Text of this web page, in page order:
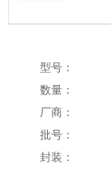
型号：
数量：
厂商：
批号：
封装：